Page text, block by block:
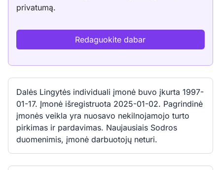
privatumą.
Redaguokite dabar
Dalės Lingytės individuali įmonė buvo įkurta 1997-
01-17. Įmonė išregistruota 2025-01-02. Pagrindinė
įmonės veikla yra nuosavo nekilnojamojo turto
pirkimas ir pardavimas. Naujausiais Sodros
duomenimis, įmonė darbuotojų neturi.